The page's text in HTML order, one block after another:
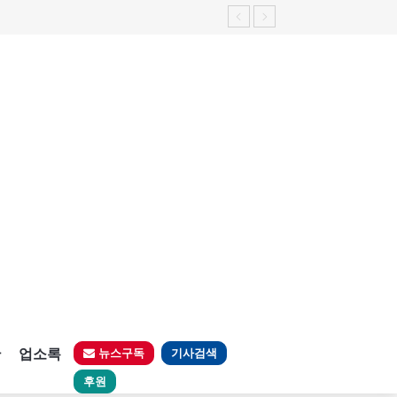
업소록 뉴스구독 기사검색
후원